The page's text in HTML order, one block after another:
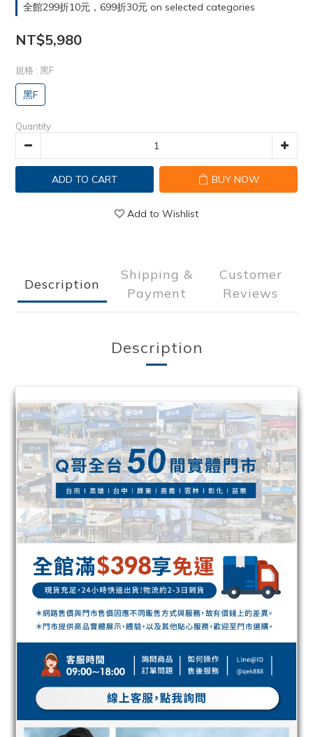
全館299折10元，699折30元 on selected categories
NT$5,980
規格 : 黑F
黑F
Quantity
ADD TO CART BUY NOW
Add to Wishlist
Description
Shipping &
Payment
Customer
Reviews
Description